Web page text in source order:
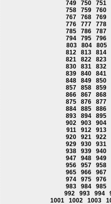
749
750
751
758
759
760
767
768
769
776
777
778
785
786
787
794
795
796
803
804
805
812
813
814
821
822
823
830
831
832
839
840
841
848
849
850
857
858
859
866
867
868
875
876
877
884
885
886
893
894
895
902
903
904
911
912 913
920
921
922
929
930
931
938
939
940
947
948
949
956
957
958
965
966
967
974
975
976
983
984
985
992
993 994
1001
1002 1003